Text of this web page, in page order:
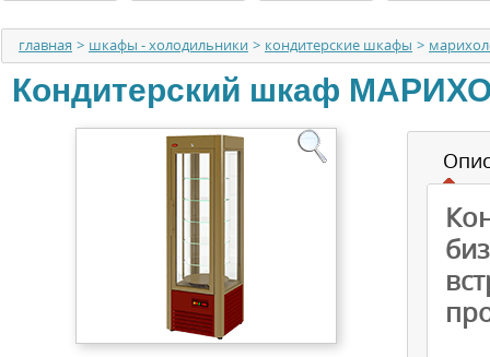
главная > шкафы - холодильники > кондитерские шкафы >
Кондитерский шкаф